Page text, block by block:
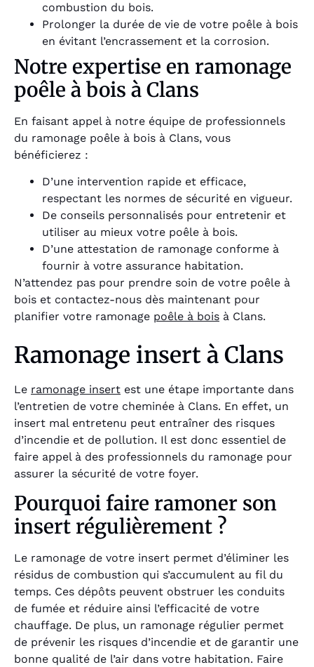
combustion du bois.
Prolonger la durée de vie de votre poêle à bois
en évitant l’encrassement et la corrosion.
Notre expertise en ramonage
poêle à bois à Clans
En faisant appel à notre équipe de professionnels
du ramonage poêle à bois à Clans, vous
bénéficierez :
D’une intervention rapide et efficace,
respectant les normes de sécurité en vigueur.
De conseils personnalisés pour entretenir et
utiliser au mieux votre poêle à bois.
D’une attestation de ramonage conforme à
fournir à votre assurance habitation.
N’attendez pas pour prendre soin de votre poêle à
bois et contactez-nous dès maintenant pour
planifier votre ramonage poêle à bois à Clans.
Ramonage insert à Clans
Le ramonage insert est une étape importante dans
l’entretien de votre cheminée à Clans. En effet, un
insert mal entretenu peut entraîner des risques
d’incendie et de pollution. Il est donc essentiel de
faire appel à des professionnels du ramonage pour
assurer la sécurité de votre foyer.
Pourquoi faire ramoner son
insert régulièrement ?
Le ramonage de votre insert permet d’éliminer les
résidus de combustion qui s’accumulent au fil du
temps. Ces dépôts peuvent obstruer les conduits
de fumée et réduire ainsi l’efficacité de votre
chauffage. De plus, un ramonage régulier permet
de prévenir les risques d’incendie et de garantir une
bonne qualité de l’air dans votre habitation. Faire